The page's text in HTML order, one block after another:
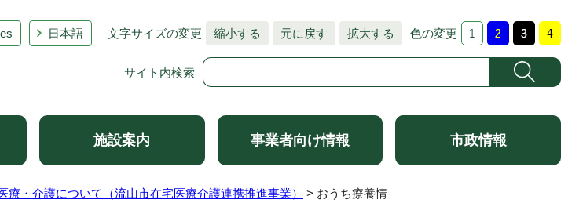
日本語 文字サイズの変更 縮小する 元に戻す 拡大する 色の変更
サイト内検索
施設案内 事業者向け情報 市政情報
療・介護について（流山市在宅医療介護連携推進事業）
> おうち療養情